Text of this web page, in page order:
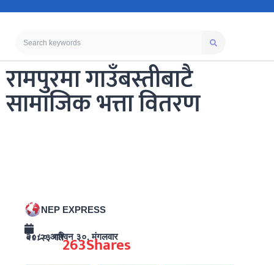
रामपुरमा गाउँबस्तीबाटै
सामाजिक भत्ता वितरण
NEP EXPRESS
२०८० आश्विन ३०, मंगलवार ०८:२३ गते Shares
263